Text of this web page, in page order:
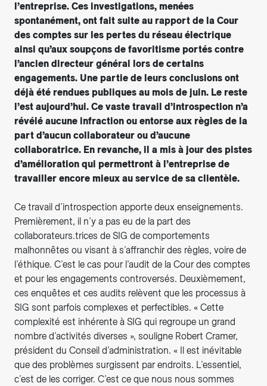
l’entreprise. Ces investigations, menées
spontanément, ont fait suite au rapport de la Cour
des comptes sur les pertes du réseau électrique
ainsi qu’aux soupçons de favoritisme portés contre
l’ancien directeur général lors de certains
engagements. Une partie de leurs conclusions ont
déjà été rendues publiques au mois de juin. Le reste
l’est aujourd’hui. Ce vaste travail d’introspection n’a
révélé aucune infraction ou entorse aux règles de la
part d’aucun collaborateur ou d’aucune
collaboratrice. En revanche, il a mis à jour des pistes
d’amélioration qui permettront à l’entreprise de
travailler encore mieux au service de sa clientèle.
Ce travail d’introspection apporte deux enseignements.
Premièrement, il n’y a pas eu de la part des
collaborateurs.trices de SIG de comportements
malhonnêtes ou visant à s’affranchir des règles, voire de
l’éthique. C’est le cas pour l’audit de la Cour des comptes
et pour les engagements controversés. Deuxièmement,
ces enquêtes et ces audits relèvent que les processus à
SIG sont parfois complexes et perfectibles. « Cette
complexité est inhérente à SIG qui regroupe un grand
nombre d’activités diverses », souligne Robert Cramer,
président du Conseil d’administration. « Il est inévitable
que des problèmes surgissent par endroits. L’essentiel,
c’est de les corriger. C’est ce que nous nous sommes